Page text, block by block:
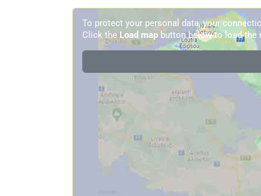
To protect your personal data, your
Click the Load mapbutton below to load the